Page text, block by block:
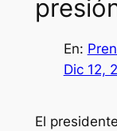
En:
Dic 12,
El